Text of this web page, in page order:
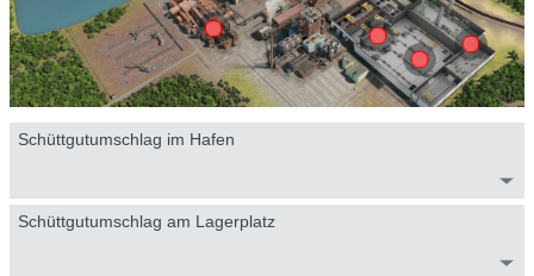
Schüttgutumschlag im Hafen
Schüttgutumschlag am Lagerplatz